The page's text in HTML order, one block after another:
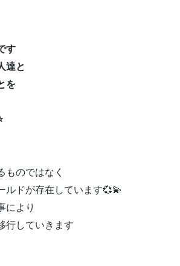
す
達と
を
ものではなく
ルドが存在しています💞💫
により
行していきます